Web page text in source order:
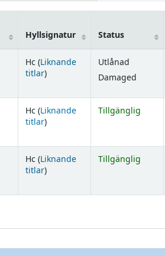
Hyllsignatur Status
Hc (Liknande
titlar(Öppnas nedan)
)
Utlånad
Damaged
Hc (Liknande
titlar(Öppnas nedan)
)
Tillgänglig
Hc (Liknande
titlar(Öppnas nedan)
)
Tillgänglig